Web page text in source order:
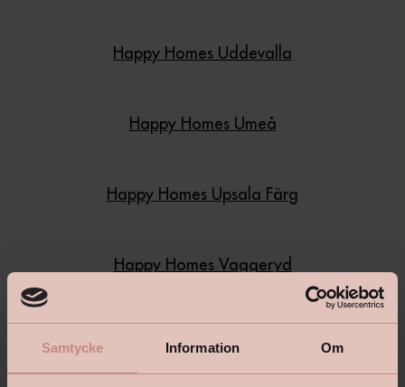
Samtycke Information Om
Happy Homes Uddevalla
Happy Homes Umeå
Happy Homes Upsala Färg
Happy Homes Vaggeryd